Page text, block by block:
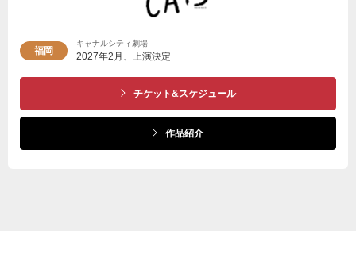
福岡
キャナルシティ劇場
2027年2月、上演決定
チケット&スケジュール
作品紹介